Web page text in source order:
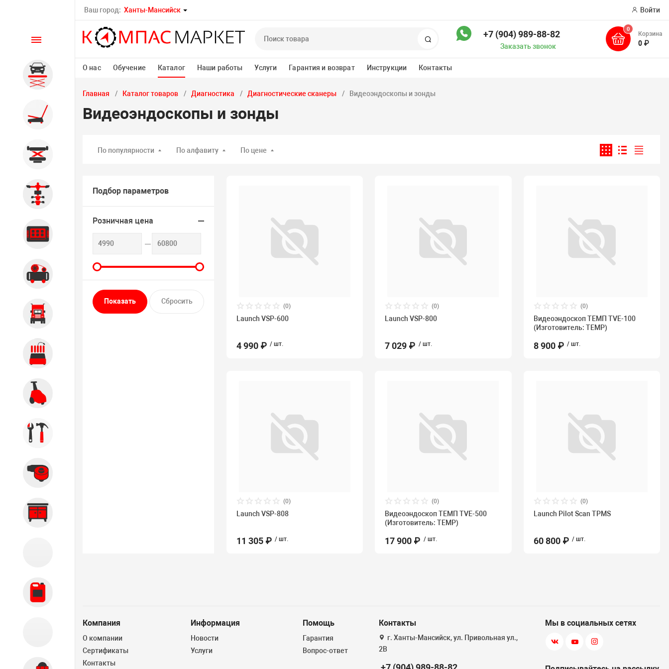
Ваш город: Ханты-Мансийск Войти
Поиск +7 (904) 989-88-82
Заказать звонок
0
Корзина
0 ₽
О нас Обучение Каталог Наши работы Услуги Гарантия и возврат Инструкции Контакты
Каталог
Автомобильные подъемники
Шиномонтажное
оборудование
Общегаражное
Стенды сход-развал
Диагностика
Компрессорное оборудование
Грузовое оборудование
Главная Каталог товаров Диагностика Диагностические сканеры Видеоэндоскопы и зонды
Видеоэндоскопы и зонды
По популярности По алфавиту По цене
Подбор параметров
Розничная цена
(0)
Launch VSP-600
4 990 ₽ / шт.
(0)
Launch VSP-800
7 029 ₽ / шт.
(0)
Видеоэндоскоп ТЕМП TVE-100
(Изготовитель: TEMP)
8 900 ₽ / шт.
(0)
Launch VSP-808
11 305 ₽ / шт.
(0)
Видеоэндоскоп ТЕМП TVE-500
(Изготовитель: TEMP)
17 900 ₽ / шт.
(0)
Launch Pilot Scan TPMS
60 800 ₽ / шт.
Компания
О компании
Сертификаты
Контакты
Информация
Новости
Услуги
Помощь
Гарантия
Вопрос-ответ
Контакты
г. Ханты-Мансийск, ул. Привольная ул.,
2В
Мы в социальных сетях